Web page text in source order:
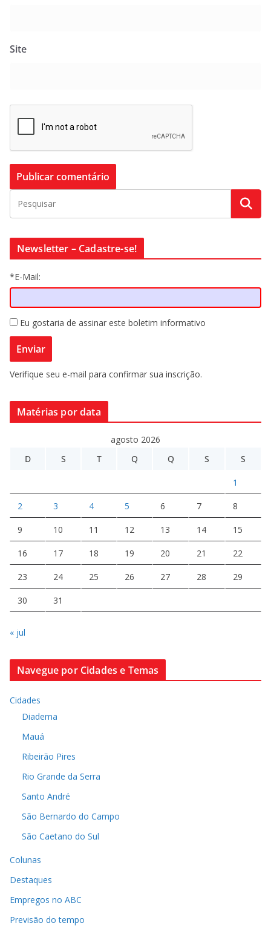
Site
Newsletter – Cadastre-se!
*E-Mail:
Eu gostaria de assinar este boletim informativo
Verifique seu e-mail para confirmar sua inscrição.
Matérias por data
agosto 2026
D
S T Q Q S S
1
2 3 4 5 6 7 8
9 10 11 12 13 14 15
16 17 18 19 20 21 22
23 24 25 26 27 28 29
30 31
« jul
Navegue por Cidades e Temas
Cidades
Diadema
Mauá
Ribeirão Pires
Rio Grande da Serra
Santo André
São Bernardo do Campo
São Caetano do Sul
Colunas
Destaques
Empregos no ABC
Previsão do tempo